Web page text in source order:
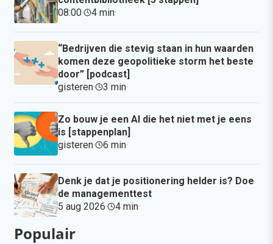
08:00· 4 min·
“Bedrijven die stevig staan in hun waarden
komen deze geopolitieke storm het beste
door” [podcast]
gisteren· 3 min·
Zo bouw je een AI die het niet met je eens
is [stappenplan]
gisteren· 6 min·
Denk je dat je positionering helder is? Doe
de managementtest
5 aug 2026· 4 min·
Populair